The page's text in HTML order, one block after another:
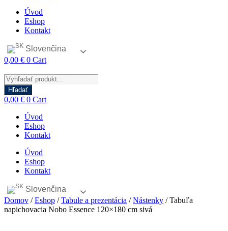
Úvod
Eshop
Kontakt
Slovenčina
0,00 € 0 Cart
Products
search
Hľadať
0,00 € 0 Cart
Úvod
Eshop
Kontakt
Úvod
Eshop
Kontakt
Slovenčina
Domov /Eshop /Tabule a prezentácia /Nástenky / Tabuľa
napichovacia Nobo Essence 120×180 cm sivá